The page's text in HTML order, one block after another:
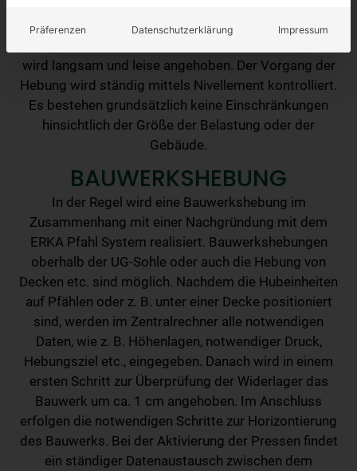
Wegebegrenzer verhindern schädliche, zu starke
wird langsam und leise angehoben. Der Vorgang der
Hebung wird ständig mittels Nivellement kontrolliert.
Es bestehen grundsätzlich keine Einschränkungen
hinsichtlich der Größe der Belastung oder der
Gebäude.
BAUWERKSHEBUNG
In der Regel wird eine Bauwerkshebung im
Zusammenhang mit einer Nachgründung mit dem
ERKA Pfahl System realisiert. Bauwerkshebungen
oberhalb der UG-Sohle oder auch die Hebung von
Decken etc. sind möglich. Nachdem die Hubeinheiten
auf Pfählen oder z. B. unter einer Decke positioniert
sind, werden im Zentralrechner alle notwendigen
Daten, wie z. B. Höhenlagen, notwendiger Druck,
Hebungsziel etc., eingegeben. Danach wird in einem
ersten Schritt zur Überprüfung der Widerlager das
Bauwerk um ca. 1 cm angehoben. Im Anschluss
erfolgen die notwendigen Schritte zur Horizontierung
des Bauwerks. Bei der Aktivierung der Pressen findet
ein ständiger Datenaustausch zwischen dem
Präferenzen Datenschutzerklärung Impressum